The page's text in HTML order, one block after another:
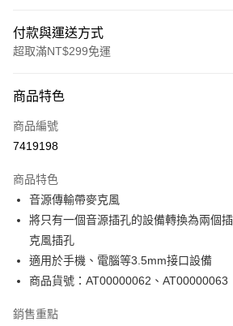
付款與運送方式
超取滿NT$299免運
信用卡一次付款
超商取貨付款
Apple Pay
街口支付
悠遊付
Google Pay
ATM付款
商品特色
商品編號
7419198
商品特色
音源傳輸帶麥克風
將只有一個音源插孔的設備轉換為兩個
克風插孔
適用於手機、電腦等3.5mm接口設備
商品貨號：AT00000062、AT00000063
銷售重點